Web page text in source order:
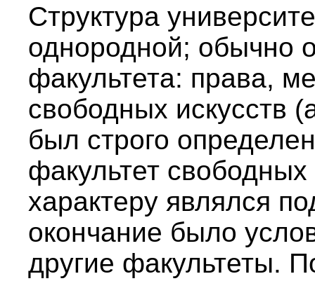
Структура
однородной; обычно
факультета: права,
свободных искусств
был строго
факультет
характеру являлся
окончание было
другие факультеты.